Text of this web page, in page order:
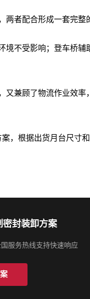
者配合形成一套完整
不受影响；登车桥辅
兼顾了物流作业效率
，根据出货月台尺寸
密封装卸方案
服务热线支持快速响应